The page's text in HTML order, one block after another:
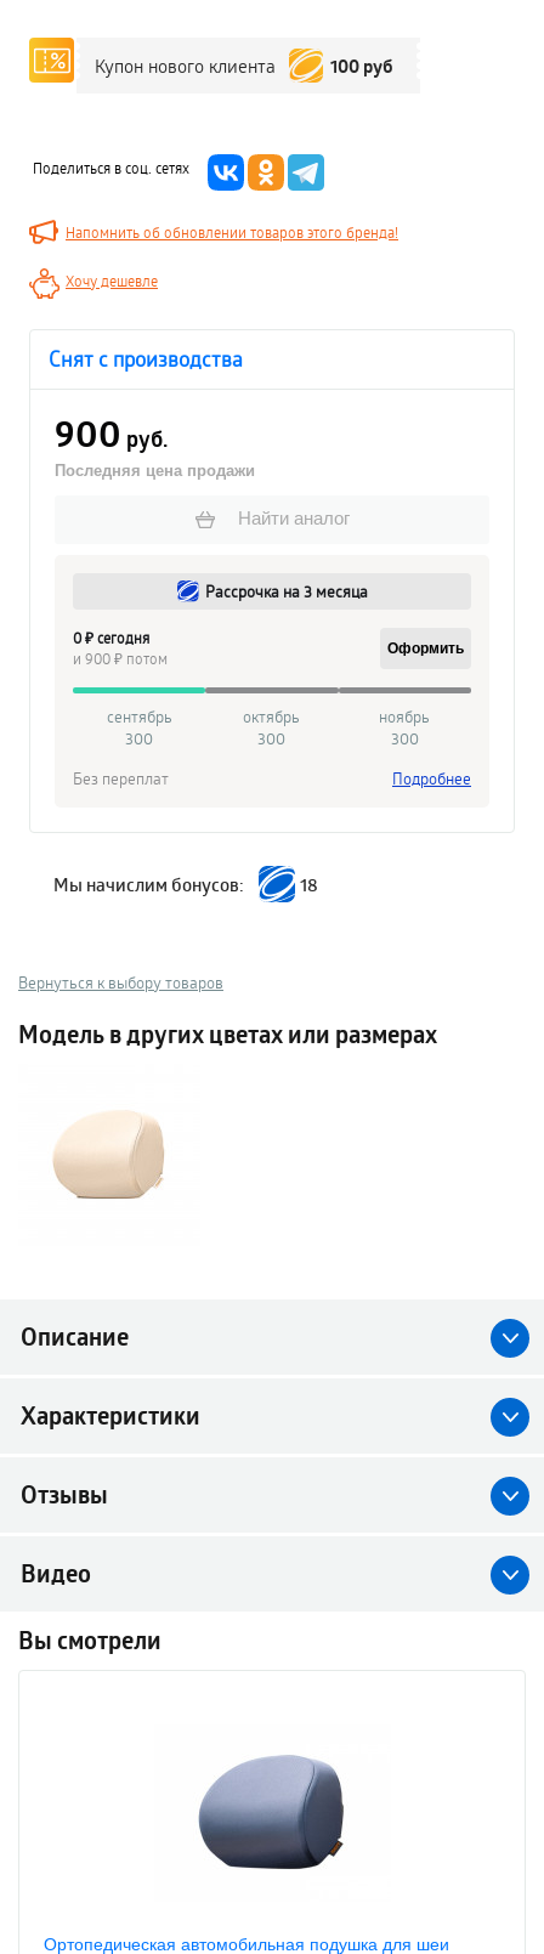
Купон нового клиента 100 руб
Поделиться в соц. сетях
Напомнить об обновлении товаров этого бренда!
Хочу дешевле
Снят с производства
900 руб.
Последняя цена продажи
Найти аналог
Рассрочка на 3 месяца
0 ₽ сегодня
и 900 ₽ потом
Оформить
сентябрь
300
октябрь
300
ноябрь
300
Без переплат
Подробнее
Мы начислим бонусов: 18
Вернуться к выбору товаров
Модель в других цветах или размерах
Описание
Характеристики
Отзывы
Видео
Вы смотрели
Ортопедическая автомобильная подушка для шеи